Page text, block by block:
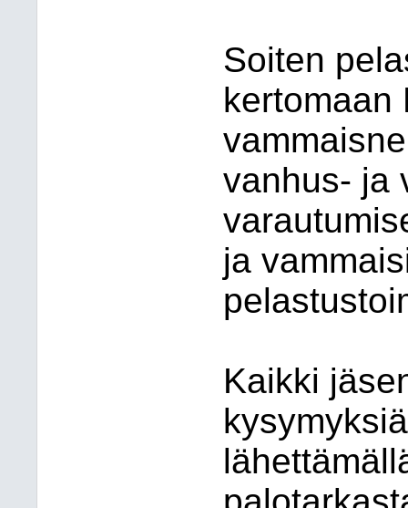
Soiten
kertomaan
vanhus- ja
ja
Kaikki